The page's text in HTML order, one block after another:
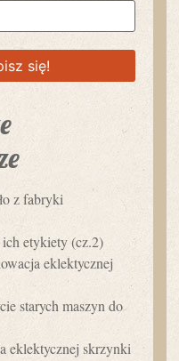
z fabryki
etykiety (cz.2)
eklektycznej
starych maszyn do
eklektycznej skrzynki